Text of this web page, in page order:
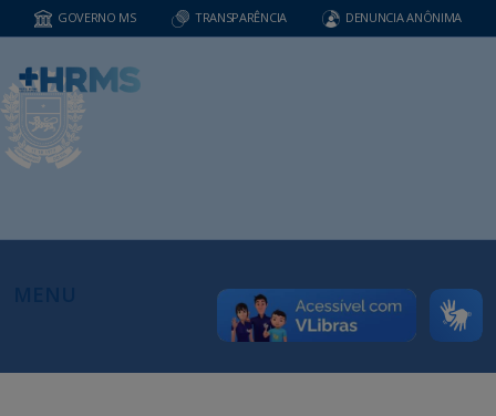
GOVERNO MS TRANSPARÊNCIA DENUNCIA ANÔNIMA